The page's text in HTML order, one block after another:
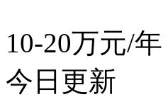
10-20万元/年
今日更新